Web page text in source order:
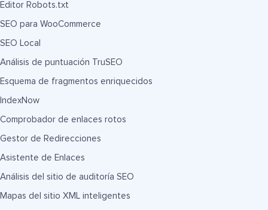
Editor Robots.txt
SEO para WooCommerce
SEO Local
Análisis de puntuación TruSEO
Esquema de fragmentos enriquecidos
IndexNow
Comprobador de enlaces rotos
Gestor de Redirecciones
Asistente de Enlaces
Análisis del sitio de auditoría SEO
Mapas del sitio XML inteligentes